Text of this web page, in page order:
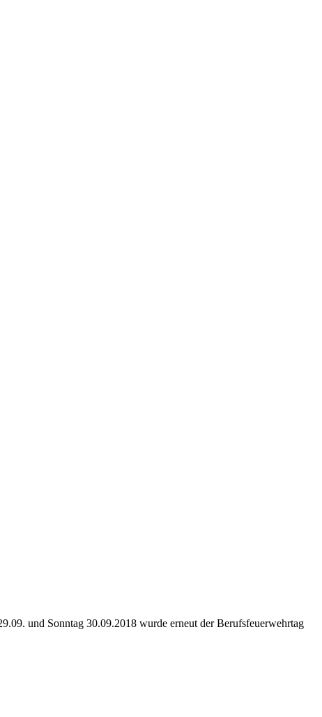
und Sonntag 30.09.2018 wurde erneut der Berufsfeuerwehrtag